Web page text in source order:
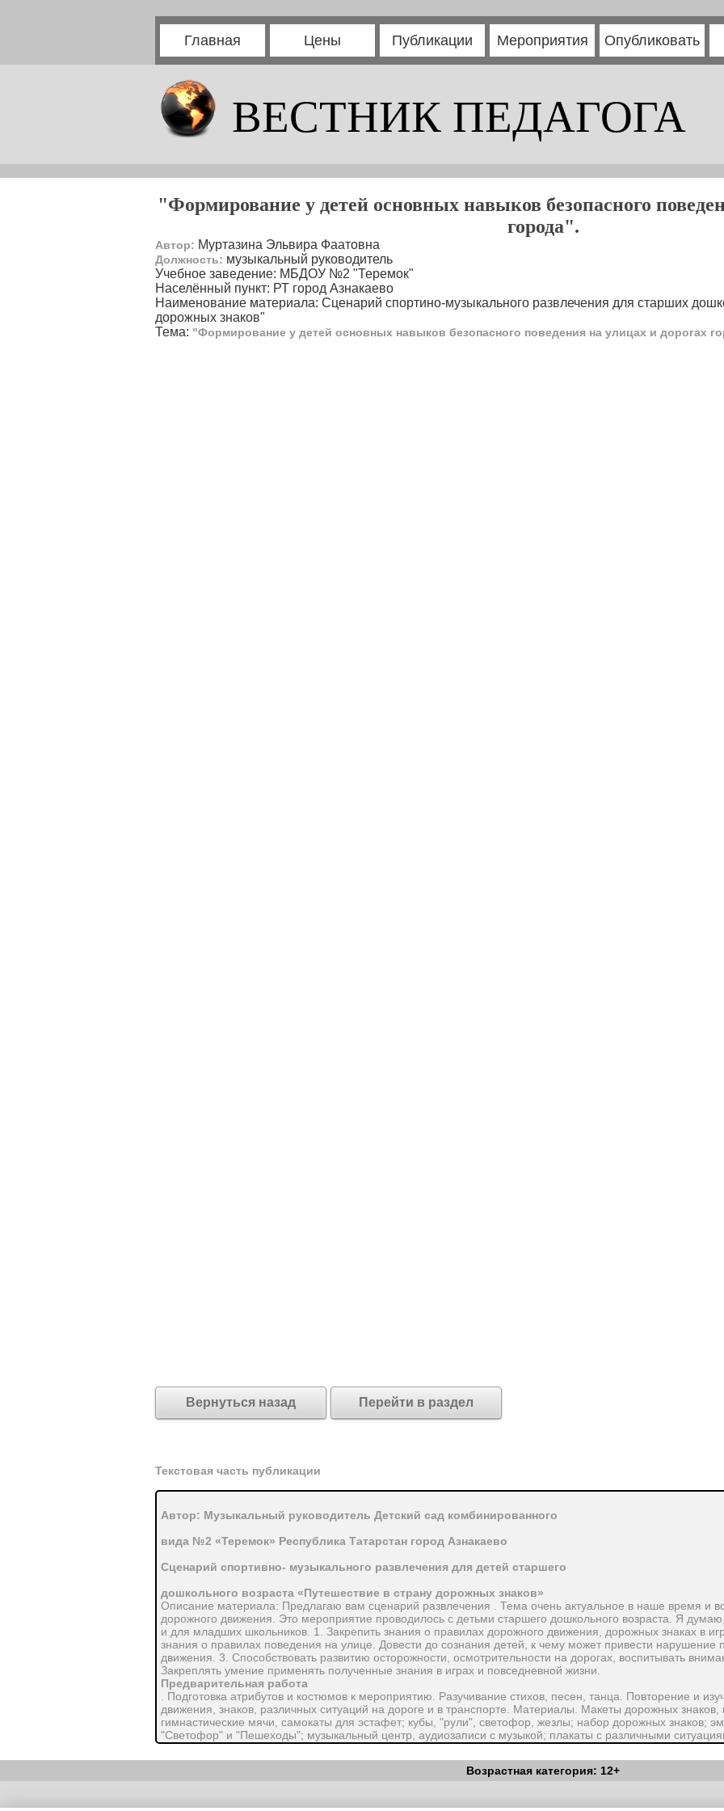
Главная Цены Публикации Мероприятия Опубликовать
ВЕСТНИК ПЕДАГОГА
"Формирование у детей основных навыков безопасного
города".
Автор: Муртазина Эльвира Фаатовна
Должность: музыкальный руководитель
Учебное заведение: МБДОУ №2 "Теремок"
Населённый пункт: РТ город Азнакаево
Наименование материала: Сценарий спортино-музыкального развлечения для старших
дорожных знаков"
Тема: "Формирование у детей основных навыков безопасного поведения на улицах и дорогах
Вернуться назад Перейти в раздел
Текстовая часть публикации
Автор: Музыкальный руководитель Детский сад комбинированного
вида №2 «Теремок» Республика Татарстан город Азнакаево
Сценарий спортивно- музыкального развлечения для детей старшего
дошкольного возраста «Путешествие в страну дорожных знаков»
Описание материала: Предлагаю вам сценарий развлечения . Тема очень актуальное в наше время и
дорожного движения. Это мероприятие проводилось с детьми старшего дошкольного возраста. Я
и для младших школьников. 1. Закрепить знания о правилах дорожного движения, дорожных знаках в
знания о правилах поведения на улице. Довести до сознания детей, к чему может привести нарушение
движения. 3. Способствовать развитию осторожности, осмотрительности на дорогах, воспитывать
Закреплять умение применять полученные знания в играх и повседневной жизни.
Предварительная работа
. Подготовка атрибутов и костюмов к мероприятию. Разучивание стихов, песен, танца. Повторение и
движения, знаков, различных ситуаций на дороге и в транспорте. Материалы. Макеты дорожных
гимнастические мячи, самокаты для эстафет; кубы, "рули", светофор, жезлы; набор дорожных знаков;
"Светофор" и "Пешеходы"; музыкальный центр, аудиозаписи с музыкой; плакаты с различными
знаками;, метла для героев.
Оформление зала
. На центральной стене большими вырезанными буквами написано "ДОРОЖНАЯ АЗБУКА", макет города,
Возрастная категория: 12+